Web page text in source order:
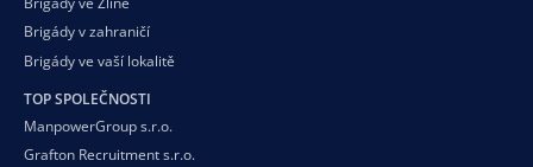
Brigády v zahraničí
Brigády ve vaší lokalitě
TOP SPOLEČNOSTI
ManpowerGroup s.r.o.
Grafton Recruitment s.r.o.